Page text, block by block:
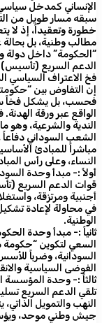
الإنساني كمدخل
سبقه مسار طويل من
خطورة وتعقيداً، إذ لا
مطالب وطنية، بل
“الحكومة” داخل دولة
الدعم السريع
فخ الاعتراف السياسي
إن التفاوض بين
فحسب، بل يشكل فخاً
الواقع عبر ورقة
الندية والشرعية،
الشعب السوداني
مباشراً للمبادئ
النساء، وعلى رأس
أولاً :- مبدأ وحدة
قوات الدعم السريع
أجنبية ومرتزقة،
في محاولة لإعادة
الوطنية.
ثانياً :- مبدأ وحدة
السعي لتكوين “حكومة
السودانية، وضرباً
الفوضى السياسية
ثالثاً :- وحدة المؤسسة
تلقي الدعم السريع
النهب والتمويل
جيش وطني موحد،